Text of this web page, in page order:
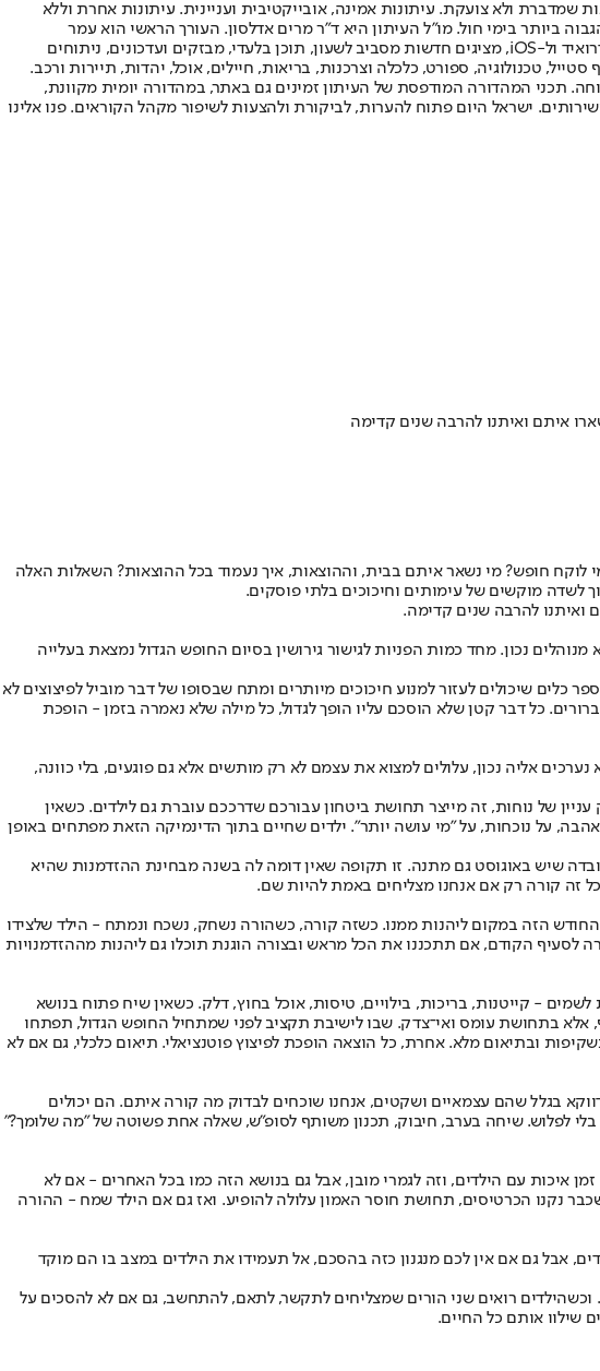
שמדברת ולא צועקת. עיתונות אמינה, אובייקטיבית ועניינית. עיתונות אחרת וללא
לעיתון הישראלי בעל שיעור החשיפה הגבוה ביותר בימי חול. מו"ל העיתון היא ד"ר מרים אדלסון. העורך הראשי הוא עמר
לחמנוביץ, והעורך המייסד הוא עמוס רגב. אתרי האינטרנט של "ישראל היום" בעברית ובאנגלית, כמו כן היישומונים (אפליקציות) לאנדרואיד ול-iOS, מציגים חדשות מסביב לשעון, תוכן בלעדי, מבזקים ועדכונים, ניתוחים
טכנולוגיה, ספורט, כלכלה וצרכנות, בריאות, חיילים, אוכל, יהדות, תיירות ורכב.
תכני המהדורה המודפסת של העיתון זמינים גם באתר, במהדורה יומית מקוונת,
ישראל היום פתוח להערות, לביקורת ולהצעות לשיפור מקהל הקוראים. פנו אלינו
איתם ואיתנו להרבה שנים קדימה
חופש? מי נשאר איתם בבית, וההוצאות, איך נעמוד בכל ההוצאות? השאלות האלה
לשדה מוקשים של עימותים וחיכוכים בלתי פוסקים.
ואיתנו להרבה שנים קדימה.
נכון. מחד כמות הפניות לגישור גירושין בסיום החופש הגדול נמצאת בעלייה
כלים שיכולים לעזור למנוע חיכוכים מיותרים ומתח שבסופו של דבר מוביל לפיצוצים לא
כל דבר קטן שלא הוסכם עליו הופך לגדול, כל מילה שלא נאמרה בזמן - הופכת
אליה נכון, עלולים למצוא את עצמם לא רק מותשים אלא גם פוגעים, בלי כוונה,
של נוחות, זה מייצר תחושת ביטחון עבורכם שדרככם עוברת גם לילדים. כשאין
על נוכחות, על "מי עושה יותר". ילדים שחיים בתוך הדינמיקה הזאת מפתחים באופן
שיש באוגוסט גם מתנה. זו תקופה שאין דומה לה בשנה מבחינת ההזדמנות שהיא
זה קורה רק אם אנחנו מצליחים באמת להיות שם.
הזה במקום ליהנות ממנו. כשזה קורה, כשהורה נשחק, נשכח ונמתח - הילד שלצידו
לסעיף הקודם, אם תתכננו את הכל מראש ובצורה הוגנת תוכלו גם ליהנות מההזדמנויות
- קייטנות, בריכות, בילויים, טיסות, אוכל בחוץ, דלק. כשאין שיח פתוח בנושא
בתחושת עומס ואי־צדק. שבו לישיבת תקציב לפני שמתחיל החופש הגדול, תפתחו
ובתיאום מלא. אחרת, כל הוצאה הופכת לפיצוץ פוטנציאלי. תיאום כלכלי, גם אם לא
בגלל שהם עצמאיים ושקטים, אנחנו שוכחים לבדוק מה קורה איתם. הם יכולים
בלי לפלוש. שיחה בערב, חיבוק, תכנון משותף לסופ"ש, שאלה אחת פשוטה של "מה שלומך?"
איכות עם הילדים, וזה לגמרי מובן, אבל גם בנושא הזה כמו בכל האחרים - אם לא
נקנו הכרטיסים, תחושת חוסר האמון עלולה להופיע. ואז גם אם הילד שמח - ההורה
אבל גם אם אין לכם מנגנון כזה בהסכם, אל תעמידו את הילדים במצב בו הם מוקד
רואים שני הורים שמצליחים לתקשר, לתאם, להתחשב, גם אם לא להסכים על
שילוו אותם כל החיים.